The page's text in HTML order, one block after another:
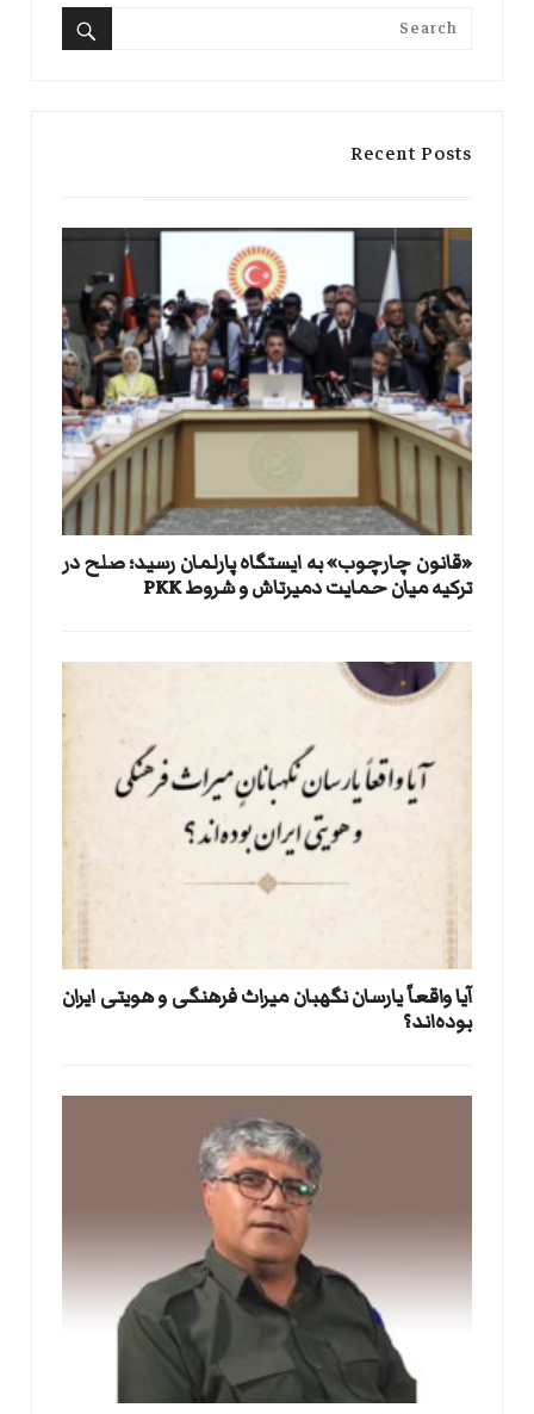
Search
Recent Posts
«قانون چارچوب» به ایستگاه پارلمان رسید؛ صلح در
ترکیه میان حمایت دمیرتاش و شروط PKK
آیا واقعاً یارسان نگهبان میراث فرهنگی و هویتی ایران
بوده‌اند؟